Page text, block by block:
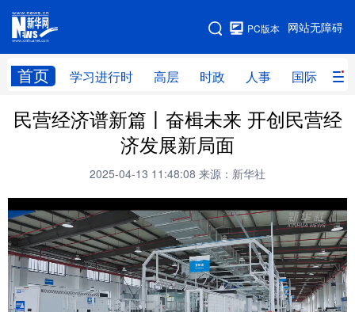
网站无障碍
PC版本
首页 学习进行时 高层 时政 人事 国际 财
网站地图
学习进行时 高层 时政 人事
财经 网评
科技 科创 量子 体育
文化 书画 健康 军事
访谈 视频 图片 政务
民营经济谱新篇丨奋楫未来 开创民营经
济发展新局面
2025-04-13 11:48:08 来源：新华社